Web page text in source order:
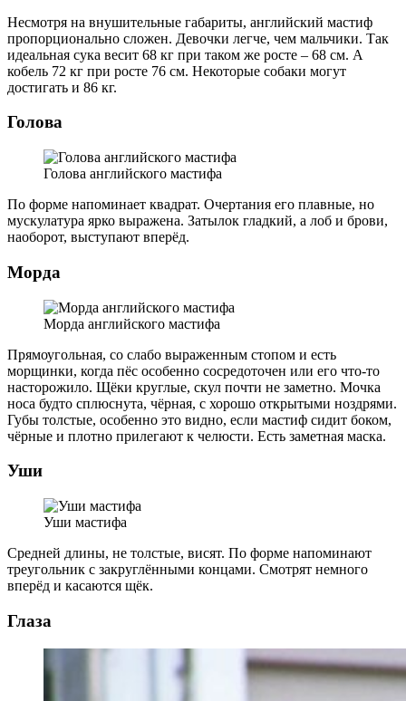
Несмотря на внушительные габариты, английский мастиф
пропорционально сложен. Девочки легче, чем мальчики. Так
идеальная сука весит 68 кг при таком же росте – 68 см. А
кобель 72 кг при росте 76 см. Некоторые собаки могут
достигать и 86 кг.
Голова
Голова английского мастифа
По форме напоминает квадрат. Очертания его плавные, но
мускулатура ярко выражена. Затылок гладкий, а лоб и брови,
наоборот, выступают вперёд.
Морда
Морда английского мастифа
Прямоугольная, со слабо выраженным стопом и есть
морщинки, когда пёс особенно сосредоточен или его что-то
насторожило. Щёки круглые, скул почти не заметно. Мочка
носа будто сплюснута, чёрная, с хорошо открытыми ноздрями.
Губы толстые, особенно это видно, если мастиф сидит боком,
чёрные и плотно прилегают к челюсти. Есть заметная маска.
Уши
Уши мастифа
Средней длины, не толстые, висят. По форме напоминают
треугольник с закруглёнными концами. Смотрят немного
вперёд и касаются щёк.
Глаза